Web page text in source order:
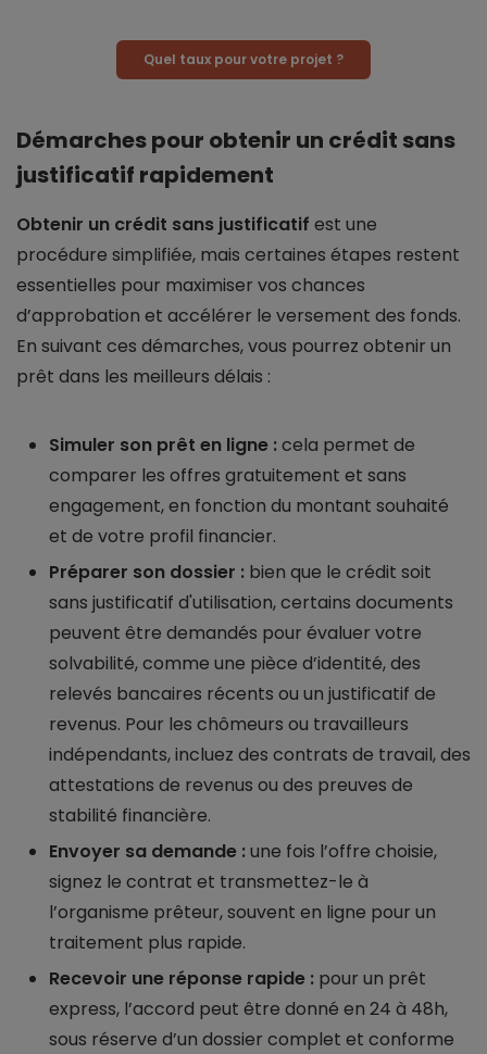
Quel taux pour votre projet ?
Démarches pour obtenir un crédit sans
justificatif rapidement
Obtenir un crédit sans justificatif est une
procédure simplifiée, mais certaines étapes restent
essentielles pour maximiser vos chances
d’approbation et accélérer le versement des fonds.
En suivant ces démarches, vous pourrez obtenir un
prêt dans les meilleurs délais :
Simuler son prêt en ligne :cela permet de
comparer les offres gratuitement et sans
engagement, en fonction du montant souhaité
et de votre profil financier.
Préparer son dossier : bien que le crédit soit
sans justificatif d'utilisation, certains documents
peuvent être demandés pour évaluer votre
solvabilité, comme une pièce d’identité, des
relevés bancaires récents ou un justificatif de
revenus. Pour les chômeurs ou travailleurs
indépendants, incluez des contrats de travail, des
attestations de revenus ou des preuves de
stabilité financière.
Envoyer sa demande :une fois l’offre choisie,
signez le contrat et transmettez-le à
l’organisme prêteur, souvent en ligne pour un
traitement plus rapide.
Recevoir une réponse rapide : pour un prêt
express, l’accord peut être donné en 24 à 48h,
sous réserve d’un dossier complet et conforme